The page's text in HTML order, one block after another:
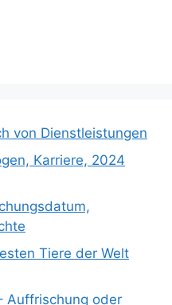
von Dienstleistungen
Karriere, 2024
Tiere der Welt
Auffrischung oder